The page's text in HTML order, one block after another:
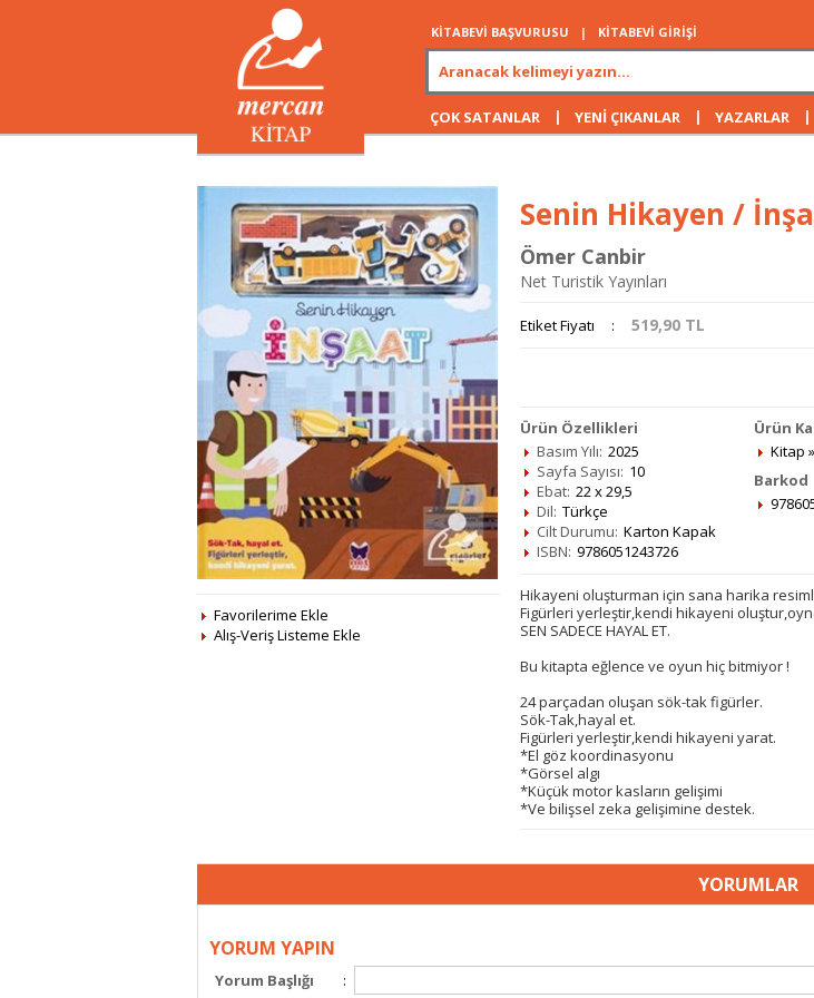
KİTABEVİ BAŞVURUSU | KİTABEVİ GİRİŞİ
ÇOK SATANLAR | YENİ ÇIKANLAR | YAZARLAR |
Favorilerime Ekle
Alış-Veriş Listeme Ekle
Senin Hikayen /
Ömer Canbir
Net Turistik Yayınları
Etiket Fiyatı : 519,90 TL
Ürün Özellikleri
Basım Yılı: 2025
Sayfa Sayısı: 10
Ebat: 22 x 29,5
Dil: Türkçe
Cilt Durumu: Karton Kapak
ISBN: 9786051243726
Ürün
Kitap »
Barkod
Hikayeni oluşturman için sana harika
Figürleri yerleştir,kendi hikayeni
SEN SADECE HAYAL ET.
Bu kitapta eğlence ve oyun hiç bitmiyor !
24 parçadan oluşan sök-tak figürler.
Sök-Tak,hayal et.
Figürleri yerleştir,kendi hikayeni yarat.
*El göz koordinasyonu
*Görsel algı
*Küçük motor kasların gelişimi
*Ve bilişsel zeka gelişimine destek.
YORUMLAR
YORUM YAPIN
Yorum Başlığı :